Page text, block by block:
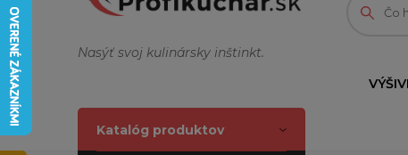
Nasýť svoj kulinársky inštinkt.
Katalóg produktov